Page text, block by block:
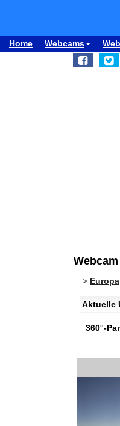
Home Webcams
> Europa
Aktuelle
360°-